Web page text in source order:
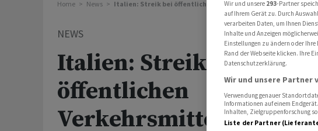
Home News Italien: Streik bei öffentlichen Verkehrsmitteln am Montag
NEWS
Italien: Streik bei
öffentlichen
Verkehrsmitteln am
Wir und unsere 293-Partner
auf Ihrem Gerät zu. Durch
verarbeiten Daten, um Ihnen
Inhalte und Anzeigen
Einstellungen zu ändern oder
Rand der Webseite klicken. Ihre
Datenschutzerklärung.
Wir und unsere
Verwendung genauer
Informationen auf einem
Inhalten, Zielgruppenforschung
Liste der Partner